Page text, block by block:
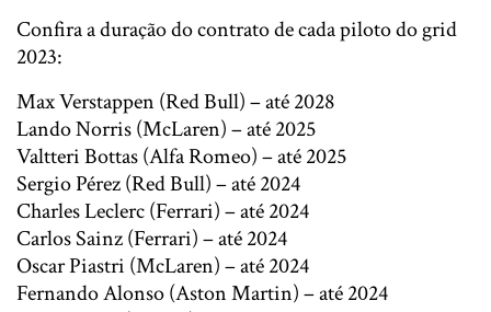
Confira a duração do contrato de cada piloto do grid
2023:
Max Verstappen (Red Bull) – até 2028
Lando Norris (McLaren) – até 2025
Valtteri Bottas (Alfa Romeo) – até 2025
Sergio Pérez (Red Bull) – até 2024
Charles Leclerc (Ferrari) – até 2024
Carlos Sainz (Ferrari) – até 2024
Oscar Piastri (McLaren) – até 2024
Fernando Alonso (Aston Martin) – até 2024